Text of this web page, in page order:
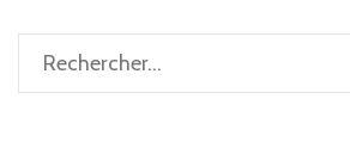
Rechercher :